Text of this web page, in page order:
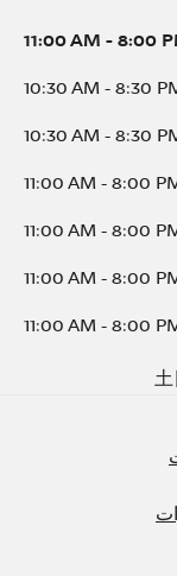
11:00 AM - 8:00
10:30 AM - 8:30
10:30 AM - 8:30
11:00 AM - 8:00
11:00 AM - 8:00
11:00 AM - 8:00
11:00 AM - 8:00